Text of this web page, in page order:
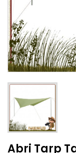
Abri Tarp